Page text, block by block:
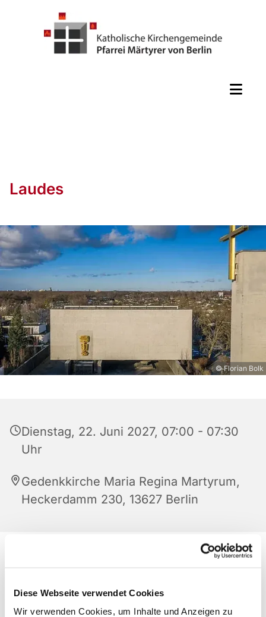
Diese Webseite verwendet Cookies
Wir verwenden Cookies, um Inhalte und Anzeigen zu
Laudes
© Florian Bolk
Dienstag, 22. Juni 2027, 07:00 - 07:30
Uhr
Gedenkkirche Maria Regina Martyrum,
Heckerdamm 230, 13627 Berlin